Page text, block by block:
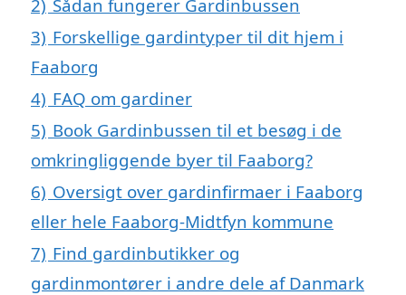
2) Sådan fungerer Gardinbussen
3) Forskellige gardintyper til dit hjem i
Faaborg
4) FAQ om gardiner
5) Book Gardinbussen til et besøg i de
omkringliggende byer til Faaborg?
6) Oversigt over gardinfirmaer i Faaborg
eller hele Faaborg-Midtfyn kommune
7) Find gardinbutikker og
gardinmontører i andre dele af Danmark